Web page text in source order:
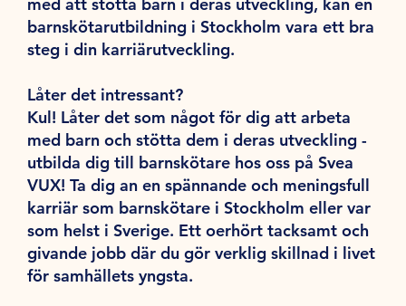
barnskötarutbildning i Stockholm vara ett bra
steg i din karriärutveckling.
Låter det intressant?
Kul! Låter det som något för dig att arbeta
med barn och stötta dem i deras utveckling -
utbilda dig till barnskötare hos oss på Svea
VUX! Ta dig an en spännande och meningsfull
karriär som barnskötare i Stockholm eller var
som helst i Sverige. Ett oerhört tacksamt och
givande jobb där du gör verklig skillnad i livet
för samhällets yngsta.